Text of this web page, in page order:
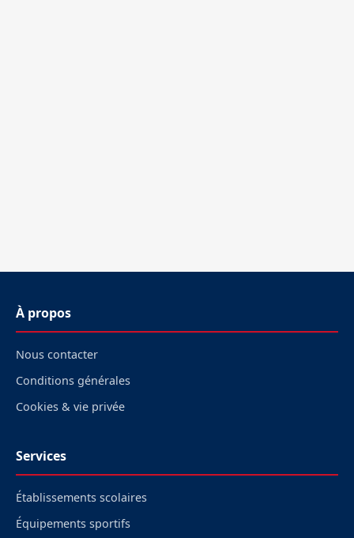
À propos
Nous contacter
Conditions générales
Cookies & vie privée
Services
Établissements scolaires
Équipements sportifs